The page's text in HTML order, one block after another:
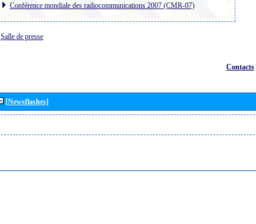
Conférence mondiale des radiocommunications 2007 (CMR-07)
Salle de presse
Contacts
[Newsflashes]